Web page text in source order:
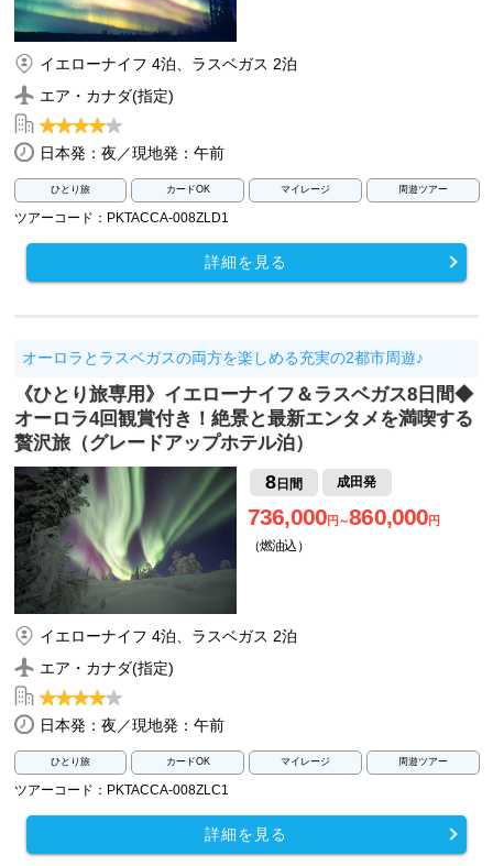
イエローナイフ 4泊、ラスベガス 2泊
エア・カナダ(指定)
日本発：夜／現地発：午前
ひとり旅 カードOK マイレージ 周遊ツアー
ツアーコード：PKTACCA-008ZLD1
詳細を見る
オーロラとラスベガスの両方を楽しめる充実の2都市周遊♪
《ひとり旅専用》イエローナイフ＆ラスベガス8日間◆
オーロラ4回観賞付き！絶景と最新エンタメを満喫する
贅沢旅（グレードアップホテル泊）
8日間 成田発
736,000円～860,000円
（燃油込）
イエローナイフ 4泊、ラスベガス 2泊
エア・カナダ(指定)
日本発：夜／現地発：午前
ひとり旅 カードOK マイレージ 周遊ツアー
ツアーコード：PKTACCA-008ZLC1
詳細を見る